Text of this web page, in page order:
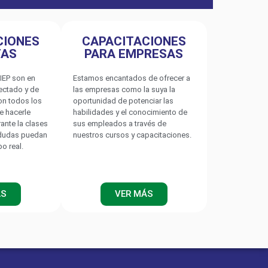
son en
y de
todos los
hacerle
la clases
puedan
real.
CAPACITACIONES
PARA EMPRESAS
Estamos encantados de ofrecer a
las empresas como la suya la
oportunidad de potenciar las
habilidades y el conocimiento de
sus empleados a través de
nuestros cursos y capacitaciones.
VER MÁS
de leer que le permite al usuario detectar los
de onda y los transitorios con una frecuencia de
la energía en los sistemas de distribución trifásicos y